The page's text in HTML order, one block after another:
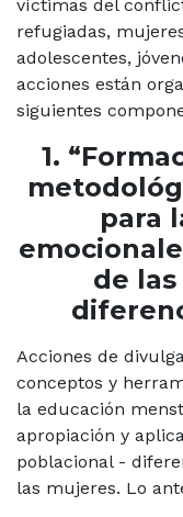
víctimas del
refugiadas,
adolescentes,
acciones están
siguientes
1.
para
de
Acciones de
conceptos y
la educación
apropiación y
poblacional -
las mujeres. Lo